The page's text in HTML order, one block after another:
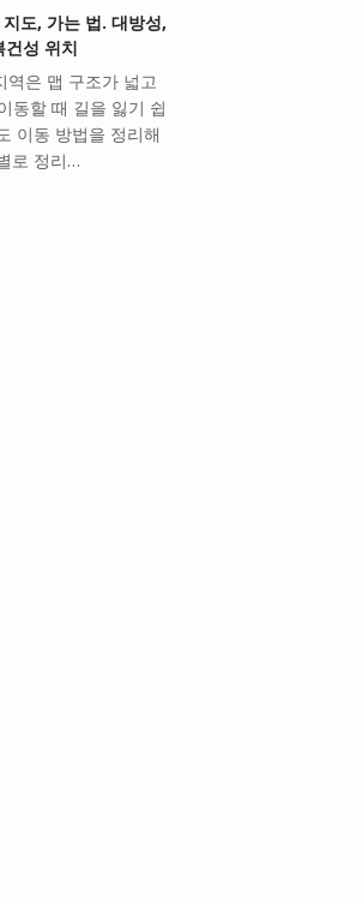
도, 가는 법. 대방성,
건성 위치
역은 맵 구조가 넓고
동할 때 길을 잃기 쉽
이동 방법을 정리해
로 정리…